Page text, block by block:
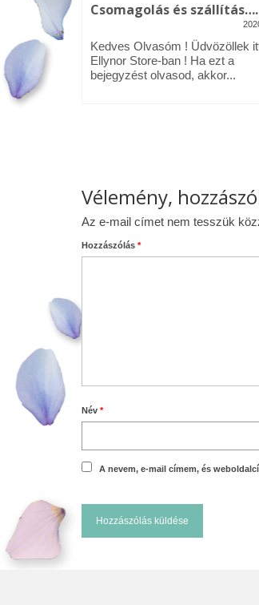
– Üdv
2020.01.09.
Ellynor
Csomagolás és
Kedves Olvasóm ! Üdvözöllek
Ellynor Store-ban ! Ha ezt a
bejegyzést olvasod, akkor...
Vélemény,
Az e-mail címet nem tesszük
Hozzászólás *
Név *
A nevem, e-mail címem, és